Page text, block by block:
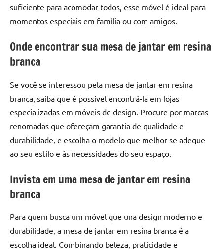
de
alta
qualidade,
como
populares
River
Tables
e
mesas
tampinhas
suficiente para acomodar todos, esse móvel é ideal para
momentos especiais em família ou com amigos.
Onde encontrar sua mesa de jantar em resina
branca
Se você se interessou pela mesa de jantar em resina
branca, saiba que é possível encontrá-la em lojas
especializadas em móveis de design. Procure por marcas
renomadas que ofereçam garantia de qualidade e
durabilidade, e escolha o modelo que melhor se adeque
ao seu estilo e às necessidades do seu espaço.
Invista em uma mesa de jantar em resina
branca
Para quem busca um móvel que una design moderno e
durabilidade, a mesa de jantar em resina branca é a
escolha ideal. Combinando beleza, praticidade e